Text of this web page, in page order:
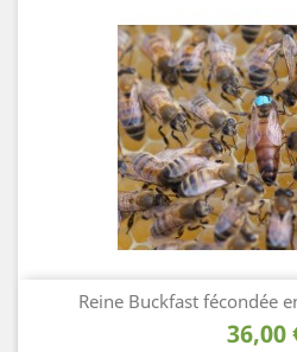
Reine Buckfast fécondée
Prix
36,00